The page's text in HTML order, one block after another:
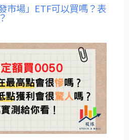
市場」ETF可以買嗎？表